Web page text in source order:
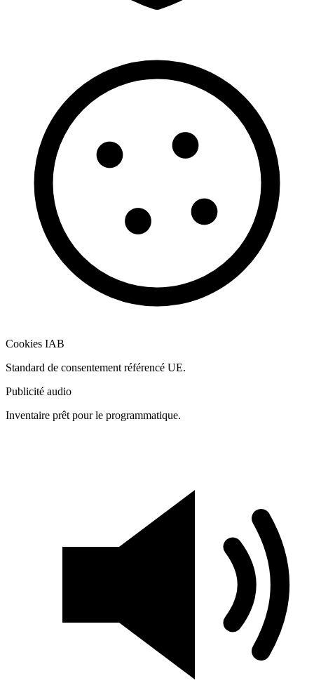
Cookies IAB
Standard de consentement référencé UE.
Publicité audio
Inventaire prêt pour le programmatique.